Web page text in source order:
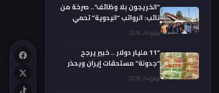
“الخريجون بلا وظائف”.. صرخة من
نائب: الرواتب “اليدوية” تحمي
الفضائيين!يوليو 24, 2026
“11 مليار دولار .. خبير يرجح
“جدولة” مستحقات إيران ويحذر
من السداد الفورييوليو 24, 2026